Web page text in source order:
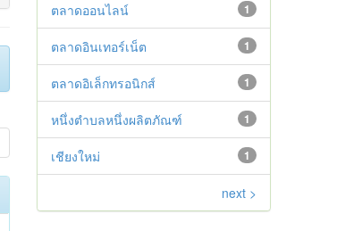
1
ตลาดออนไลน์
1
ตลาดอินเทอร์เน็ต
1
ตลาดอิเล็กทรอนิกส์
1
หนึ่งตำบลหนึ่งผลิตภัณฑ์
1
เชียงใหม่
next >